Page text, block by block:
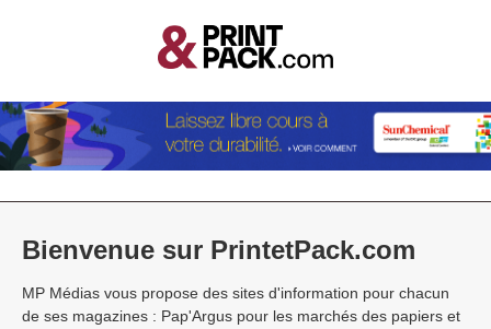
Bienvenue sur PrintetPack.com
MP Médias vous propose des sites d'information pour chacun
de ses magazines : Pap'Argus pour les marchés des papiers et